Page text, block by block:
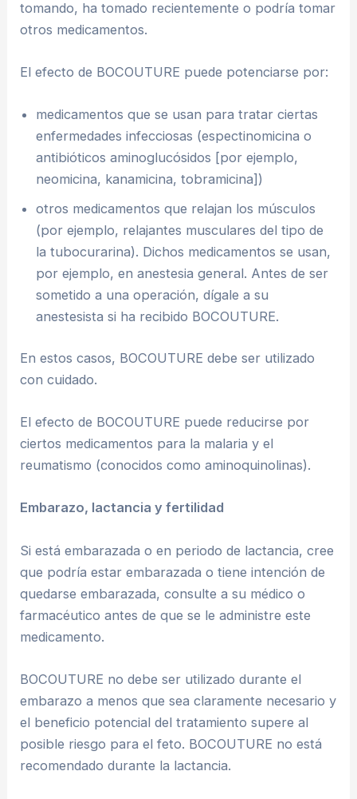
tomando, ha tomado recientemente o podría tomar
otros medicamentos.
El efecto de BOCOUTURE puede potenciarse por:
medicamentos que se usan para tratar ciertas
enfermedades infecciosas (espectinomicina o
antibióticos aminoglucósidos [por ejemplo,
neomicina, kanamicina, tobramicina])
otros medicamentos que relajan los músculos
(por ejemplo, relajantes musculares del tipo de
la tubocurarina). Dichos medicamentos se usan,
por ejemplo, en anestesia general. Antes de ser
sometido a una operación, dígale a su
anestesista si ha recibido BOCOUTURE.
En estos casos, BOCOUTURE debe ser utilizado
con cuidado.
El efecto de BOCOUTURE puede reducirse por
ciertos medicamentos para la malaria y el
reumatismo (conocidos como aminoquinolinas).
Embarazo, lactancia y fertilidad
Si está embarazada o en periodo de lactancia, cree
que podría estar embarazada o tiene intención de
quedarse embarazada, consulte a su médico o
farmacéutico antes de que se le administre este
medicamento.
BOCOUTURE no debe ser utilizado durante el
embarazo a menos que sea claramente necesario y
el beneficio potencial del tratamiento supere al
posible riesgo para el feto. BOCOUTURE no está
recomendado durante la lactancia.